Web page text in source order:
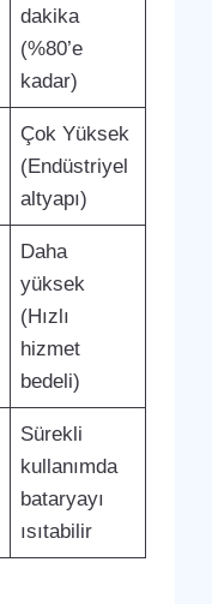
dakika
(%80’e
kadar)
Çok Yüksek
(Endüstriyel
altyapı)
Daha
yüksek
(Hızlı
hizmet
bedeli)
Sürekli
kullanımda
bataryayı
ısıtabilir